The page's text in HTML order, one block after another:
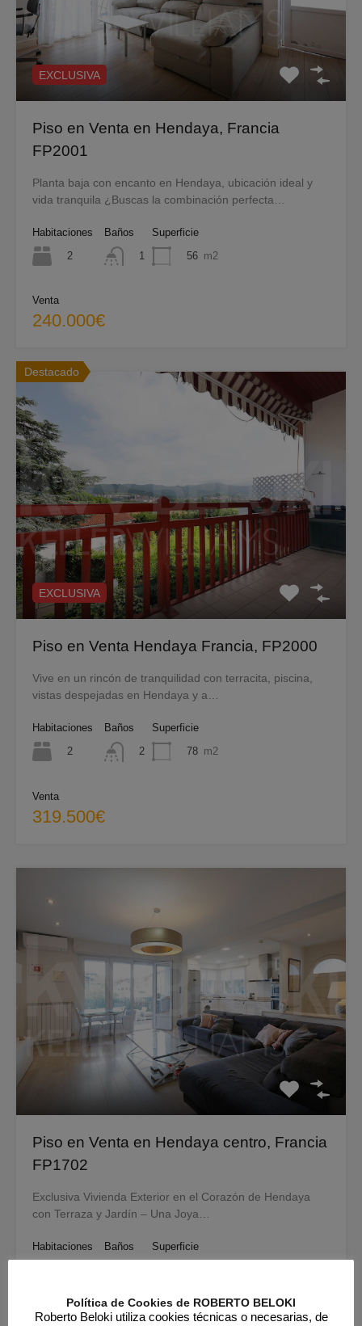
EXCLUSIVA
Piso en Venta en Hendaya, Francia
FP2001
Planta baja con encanto en Hendaya, ubicación ideal y
vida tranquila ¿Buscas la combinación perfecta…
Habitaciones
2
Baños
1
Superficie
56 m2
Venta
240.000€
Destacado
EXCLUSIVA
Piso en Venta Hendaya Francia, FP2000
Vive en un rincón de tranquilidad con terracita, piscina,
vistas despejadas en Hendaya y a…
Habitaciones
2
Baños
2
Superficie
78 m2
Venta
319.500€
Piso en Venta en Hendaya centro, Francia
FP1702
Exclusiva Vivienda Exterior en el Corazón de Hendaya
con Terraza y Jardín – Una Joya…
Habitaciones
Baños
Superficie
Venta
Política de Cookies de ROBERTO BELOKI
Roberto Beloki utiliza cookies técnicas o necesarias, de